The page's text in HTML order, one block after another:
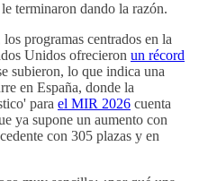
terminaron dando la razón.
programas centrados en la
Unidos ofrecieron un récord
subieron, lo que indica una
en España, donde la
para el MIR 2026 cuenta
ya supone un aumento con
con 305 plazas y en